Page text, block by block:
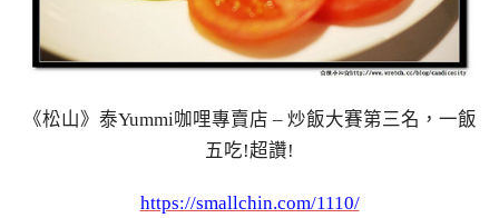
《松山》泰Yummi咖哩專賣店 – 炒飯大賽第三名，一飯
五吃!超讚!
https://smallchin.com/1110/